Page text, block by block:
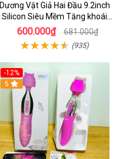
Dương Vật Giả Hai Đầu 9.2inch
Silicon Siêu Mềm Tăng khoái
Cảm Đôi Đỉnh Cao
600.000₫ 681.000₫
(935)
-12%
5